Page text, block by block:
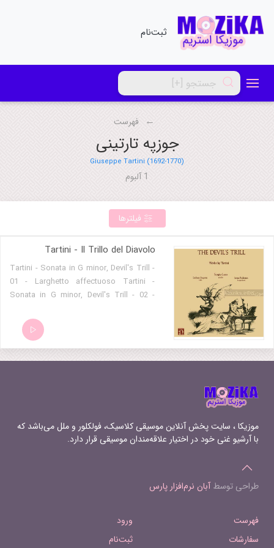
ثبت‌نام
فهرست
جوزپه تارتینی
Giuseppe Tartini (1692-1770)
فیلترها
Tartini - Il Trillo del Diavolo
Tartini - Sonata in G minor, Devil's Trill -
01 - Larghetto affectuoso Tartini -
Sonata in G minor, Devil's Trill - 02 -
in G minor, Devil's Trill - 03 - Sogni dell
موزیکا ، سایت پخش آنلاین موسیقی کلاسیک، فولکلور و ملل می‌باشد که
با آرشیو غنی خود در اختیار علاقه‌مندان موسیقی قرار دارد.
طراحی توسطآبان نرم‌افزار پارس
فهرست
سفارشات
ورود
ثبت‌نام